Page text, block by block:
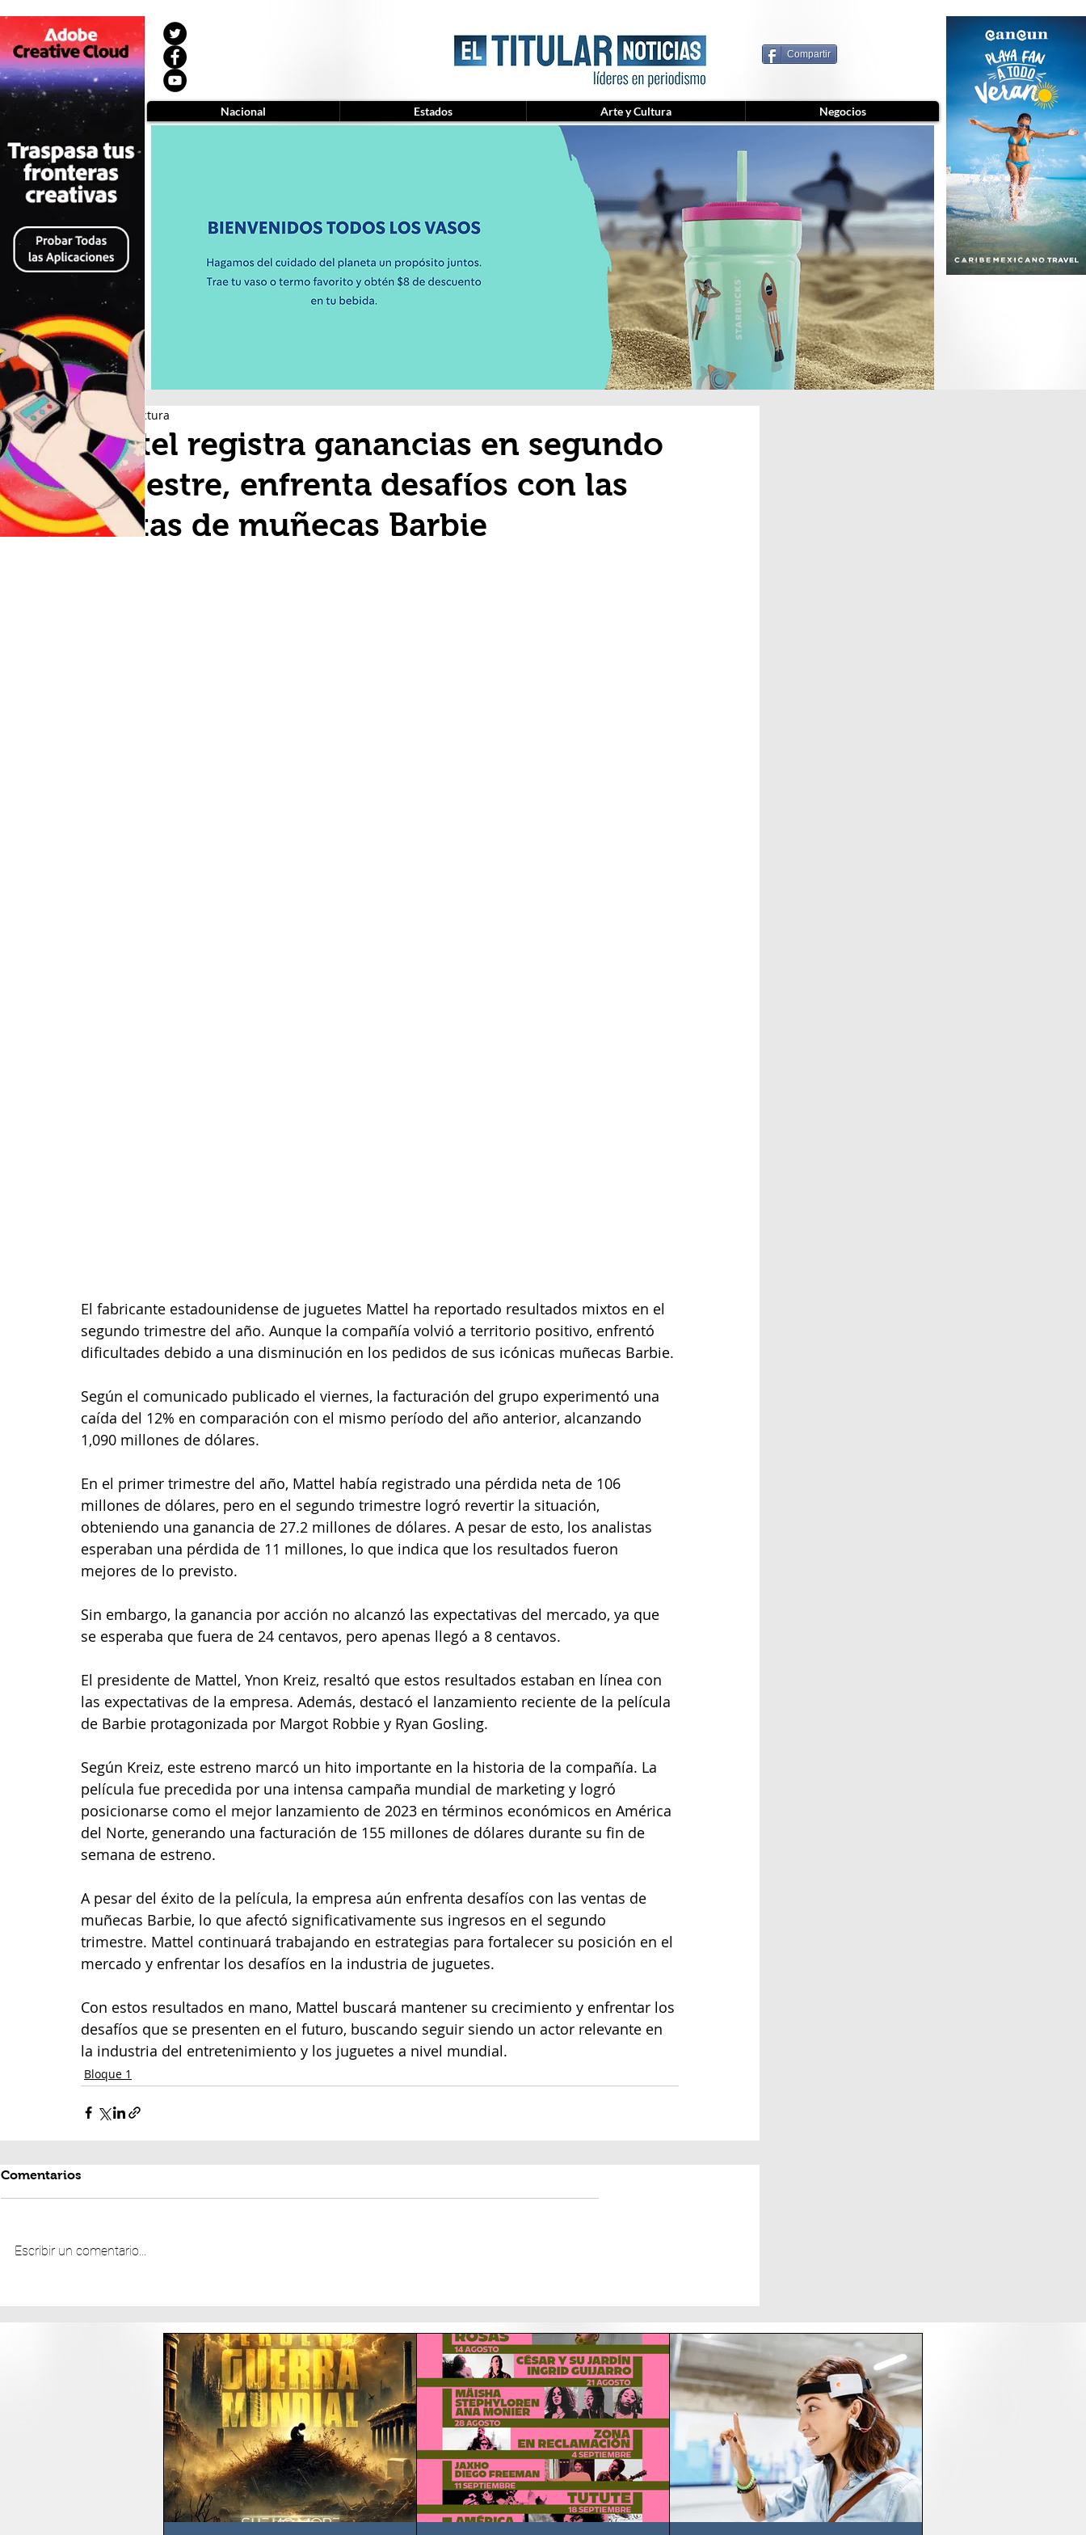
Compartir
Mattel registra ganancias en segundo
trimestre, enfrenta desafíos con las
ventas de muñecas Barbie
2 min de lectura
El fabricante estadounidense de juguetes Mattel ha reportado resultados mixtos en el
segundo trimestre del año. Aunque la compañía volvió a territorio positivo, enfrentó
dificultades debido a una disminución en los pedidos de sus icónicas muñecas Barbie.
Según el comunicado publicado el viernes, la facturación del grupo experimentó una
caída del 12% en comparación con el mismo período del año anterior, alcanzando
1,090 millones de dólares.
En el primer trimestre del año, Mattel había registrado una pérdida neta de 106
millones de dólares, pero en el segundo trimestre logró revertir la situación,
obteniendo una ganancia de 27.2 millones de dólares. A pesar de esto, los analistas
esperaban una pérdida de 11 millones, lo que indica que los resultados fueron
mejores de lo previsto.
Sin embargo, la ganancia por acción no alcanzó las expectativas del mercado, ya que
se esperaba que fuera de 24 centavos, pero apenas llegó a 8 centavos.
El presidente de Mattel, Ynon Kreiz, resaltó que estos resultados estaban en línea con
las expectativas de la empresa. Además, destacó el lanzamiento reciente de la película
de Barbie protagonizada por Margot Robbie y Ryan Gosling.
Según Kreiz, este estreno marcó un hito importante en la historia de la compañía. La
película fue precedida por una intensa campaña mundial de marketing y logró
posicionarse como el mejor lanzamiento de 2023 en términos económicos en América
del Norte, generando una facturación de 155 millones de dólares durante su fin de
semana de estreno.
A pesar del éxito de la película, la empresa aún enfrenta desafíos con las ventas de
muñecas Barbie, lo que afectó significativamente sus ingresos en el segundo
trimestre. Mattel continuará trabajando en estrategias para fortalecer su posición en el
mercado y enfrentar los desafíos en la industria de juguetes.
Con estos resultados en mano, Mattel buscará mantener su crecimiento y enfrentar los
desafíos que se presenten en el futuro, buscando seguir siendo un actor relevante en
la industria del entretenimiento y los juguetes a nivel mundial.
Bloque 1
Comentarios
Escribir un comentario...
Nacional Estados Arte y Cultura Negocios